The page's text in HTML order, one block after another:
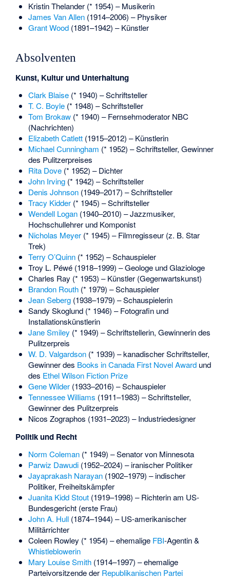
Kristin Thelander(* 1954) – Musikerin
James Van Allen(1914–2006) – Physiker
Grant Wood(1891–1942) – Künstler
Absolventen
Kunst, Kultur und Unterhaltung
Clark Blaise(* 1940) – Schriftsteller
T. C. Boyle(* 1948) – Schriftsteller
Tom Brokaw(* 1940) – Fernsehmoderator NBC
(Nachrichten)
Elizabeth Catlett(1915–2012) – Künstlerin
Michael Cunningham (* 1952) – Schriftsteller, Gewinner
des Pulitzerpreises
Rita Dove(* 1952) – Dichter
John Irving(* 1942) – Schriftsteller
Denis Johnson(1949–2017) – Schriftsteller
Tracy Kidder(* 1945) – Schriftsteller
Wendell Logan(1940–2010) – Jazzmusiker,
Hochschullehrer und Komponist
Nicholas Meyer(* 1945) – Filmregisseur (z. B. Star
Trek)
Terry O’Quinn(* 1952) – Schauspieler
Troy L. Péwé(1918–1999) – Geologe und Glaziologe
Charles Ray (* 1953) – Künstler (Gegenwartskunst)
Brandon Routh(* 1979) – Schauspieler
Jean Seberg(1938–1979) – Schauspielerin
Sandy Skoglund(* 1946) – Fotografin und
Installationskünstlerin
Jane Smiley (* 1949) – Schriftstellerin, Gewinnerin des
Pulitzerpreis
W. D. Valgardson(* 1939) – kanadischer Schriftsteller,
Gewinner des Books in Canada First Novel Awardund
des Ethel Wilson Fiction Prize
Gene Wilder(1933–2016) – Schauspieler
Tennessee Williams (1911–1983) – Schriftsteller,
Gewinner des Pulitzerpreis
Nicos Zographos (1931–2023) – Industriedesigner
Politik und Recht
Norm Coleman(* 1949) – Senator von Minnesota
Parwiz Dawudi(1952–2024) – iranischer Politiker
Jayaprakash Narayan(1902–1979) – indischer
Politiker, Freiheitskämpfer
Juanita Kidd Stout(1919–1998) – Richterin am US-
Bundesgericht (erste Frau)
John A. Hull(1874–1944) – US-amerikanischer
Militärrichter
Coleen Rowley (* 1954) – ehemalige FBI-Agentin &
Whistleblowerin
Mary Louise Smith(1914–1997) – ehemalige
Parteivorsitzende der Republikanischen Partei